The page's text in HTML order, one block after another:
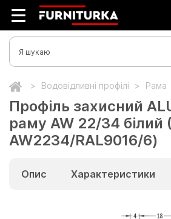
Водовідливні профілі Рама
Профіль захисний
раму AW 22/34 білий
AW2234/RAL9016/6)
Опис Характеристики